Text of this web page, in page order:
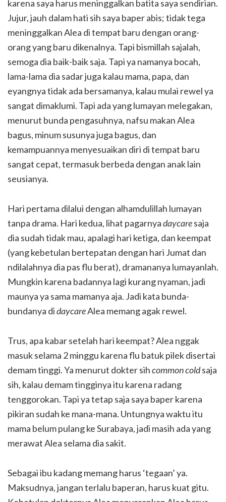
karena saya harus meninggalkan batita saya sendirian.
Jujur, jauh dalam hati sih saya baper abis; tidak tega
meninggalkan Alea di tempat baru dengan orang-
orang yang baru dikenalnya. Tapi bismillah sajalah,
semoga dia baik-baik saja. Tapi ya namanya bocah,
lama-lama dia sadar juga kalau mama, papa, dan
eyangnya tidak ada bersamanya, kalau mulai rewel ya
sangat dimaklumi. Tapi ada yang lumayan melegakan,
menurut bunda pengasuhnya, nafsu makan Alea
bagus, minum susunya juga bagus, dan
kemampuannya menyesuaikan diri di tempat baru
sangat cepat, termasuk berbeda dengan anak lain
seusianya.
Hari pertama dilalui dengan alhamdulillah lumayan
tanpa drama. Hari kedua, lihat pagarnyadaycaresaja
dia sudah tidak mau, apalagi hari ketiga, dan keempat
(yang kebetulan bertepatan dengan hari Jumat dan
ndilalahnya dia pas flu berat), dramananya lumayanlah.
Mungkin karena badannya lagi kurang nyaman, jadi
maunya ya sama mamanya aja. Jadi kata bunda-
bundanya didaycareAlea memang agak rewel.
Trus, apa kabar setelah hari keempat? Alea nggak
masuk selama 2 minggu karena flu batuk pilek disertai
demam tinggi. Ya menurut dokter sihcommon coldsaja
sih, kalau demam tingginya itu karena radang
tenggorokan. Tapi ya tetap saja saya baper karena
pikiran sudah ke mana-mana. Untungnya waktu itu
mama belum pulang ke Surabaya, jadi masih ada yang
merawat Alea selama dia sakit.
Sebagai ibu kadang memang harus ‘tegaan’ ya.
Maksudnya, jangan terlalu baperan, harus kuat gitu.